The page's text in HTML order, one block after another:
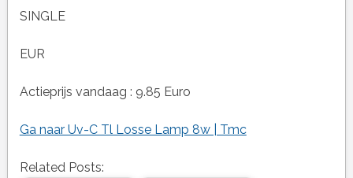
SINGLE
EUR
Actieprijs vandaag : 9.85 Euro
Ga naar Uv-C Tl Losse Lamp 8w | Tmc
Related Posts: